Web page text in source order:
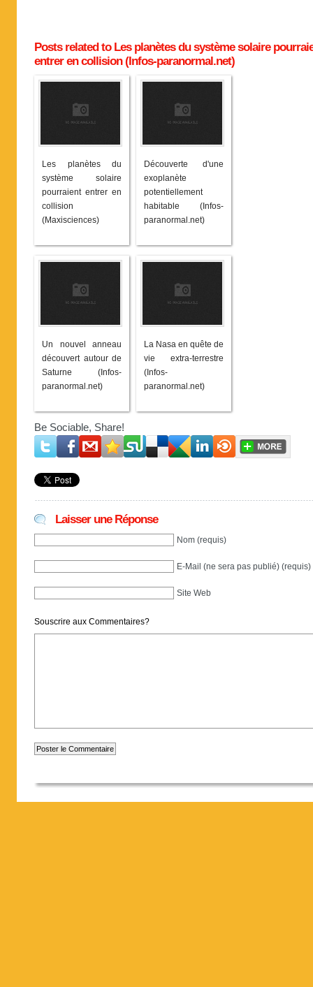
Posts related to Les planètes du système solaire
entrer en collision (Infos-paranormal.net)
Les planètes du
système solaire
pourraient entrer en
collision
(Maxisciences)
Découverte d'une
exoplanète
potentiellement
habitable (Infos-
paranormal.net)
Un nouvel anneau
découvert autour de
Saturne (Infos-
paranormal.net)
La Nasa en quête de
vie extra-terrestre
(Infos-
paranormal.net)
Be Sociable, Share!
Laisser une Réponse
Nom (requis)
E-Mail (ne sera pas publié) (requis)
Site Web
Souscrire aux Commentaires?